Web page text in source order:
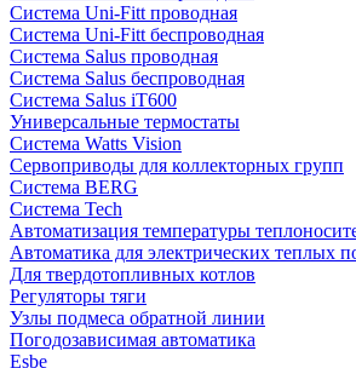
Система Uni-Fitt проводная
Система Uni-Fitt беспроводная
Система Salus проводная
Система Salus беспроводная
Система Salus iT600
Универсальные термостаты
Система Watts Vision
Сервоприводы для коллекторных групп
Система BERG
Система Tech
Автоматизация температуры
Автоматика для электрических теплых
Для твердотопливных котлов
Регуляторы тяги
Узлы подмеса обратной линии
Погодозависимая автоматика
Esbe